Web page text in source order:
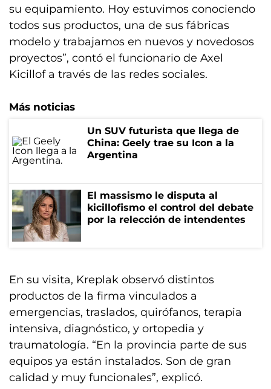
su equipamiento. Hoy estuvimos conociendo
todos sus productos, una de sus fábricas
modelo y trabajamos en nuevos y novedosos
proyectos”, contó el funcionario de Axel
Kicillof a través de las redes sociales.
Más noticias
Un SUV futurista que llega de
China: Geely trae su Icon a la
Argentina
El massismo le disputa al
kicillofismo el control del debate
por la relección de intendentes
En su visita, Kreplak observó distintos
productos de la firma vinculados a
emergencias, traslados, quirófanos, terapia
intensiva, diagnóstico, y ortopedia y
traumatología. “En la provincia parte de sus
equipos ya están instalados. Son de gran
calidad y muy funcionales”, explicó.